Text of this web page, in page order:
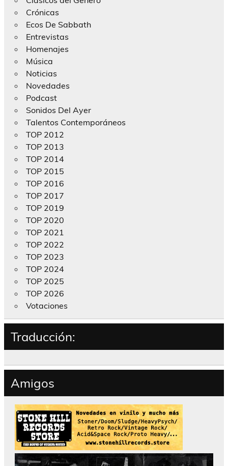
Crónicas
Ecos De Sabbath
Entrevistas
Homenajes
Música
Noticias
Novedades
Podcast
Sonidos Del Ayer
Talentos Contemporáneos
TOP 2012
TOP 2013
TOP 2014
TOP 2015
TOP 2016
TOP 2017
TOP 2019
TOP 2020
TOP 2021
TOP 2022
TOP 2023
TOP 2024
TOP 2025
TOP 2026
Votaciones
Traducción:
Amigos